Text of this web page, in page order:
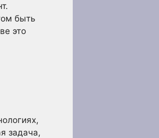
быть
это
задача,